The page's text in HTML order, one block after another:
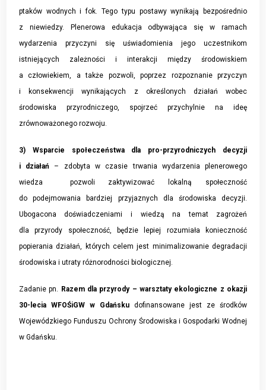
ptaków wodnych i fok. Tego typu postawy wynikają bezpośrednio
z niewiedzy. Plenerowa edukacja odbywająca się w ramach
wydarzenia przyczyni się uświadomienia jego uczestnikom
istniejących zależności i interakcji między środowiskiem
a człowiekiem, a także pozwoli, poprzez rozpoznanie przyczyn
i konsekwencji wynikających z określonych działań wobec
środowiska przyrodniczego, spojrzeć przychylnie na ideę
zrównoważonego rozwoju.
3) Wsparcie społeczeństwa dla pro-przyrodniczych decyzji
i działań – zdobyta w czasie trwania wydarzenia plenerowego
wiedza pozwoli zaktywizować lokalną społeczność
do podejmowania bardziej przyjaznych dla środowiska decyzji.
Ubogacona doświadczeniami i wiedzą na temat zagrożeń
dla przyrody społeczność, będzie lepiej rozumiała konieczność
popierania działań, których celem jest minimalizowanie degradacji
środowiska i utraty różnorodności biologicznej.
Zadanie pn. Razem dla przyrody – warsztaty ekologiczne z okazji
30-lecia WFOŚiGW w Gdańskudofinansowane jest ze środków
Wojewódzkiego Funduszu Ochrony Środowiska i Gospodarki Wodnej
w Gdańsku.